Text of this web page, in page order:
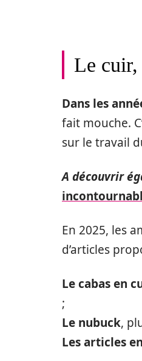
Le cuir,
Dans les
fait mouche.
sur le travail
A découvrir
En 2025, les
d’articles
Le cabas en
;
Le nubuck,
Les articles